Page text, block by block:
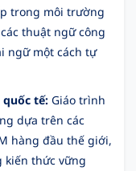
trong môi trường
thuật ngữ công
ngữ một cách tự
tế: Giáo trình
dựa trên các
hàng đầu thế giới,
kiến thức vững